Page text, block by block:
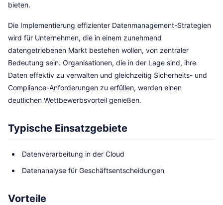
bieten.
Die Implementierung effizienter Datenmanagement-Strategien
wird für Unternehmen, die in einem zunehmend
datengetriebenen Markt bestehen wollen, von zentraler
Bedeutung sein. Organisationen, die in der Lage sind, ihre
Daten effektiv zu verwalten und gleichzeitig Sicherheits- und
Compliance-Anforderungen zu erfüllen, werden einen
deutlichen Wettbewerbsvorteil genießen.
Typische Einsatzgebiete
Datenverarbeitung in der Cloud
Datenanalyse für Geschäftsentscheidungen
Vorteile